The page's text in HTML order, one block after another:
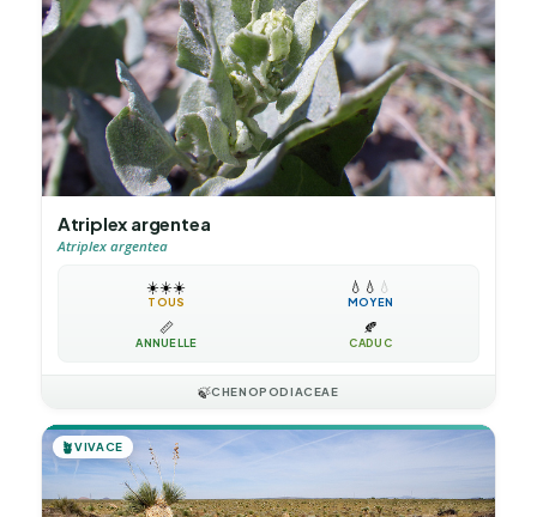
Atriplex argentea
Atriplex argentea
☀️☀️☀️
TOUS
💧 💧 💧
MOYEN
📏
ANNUELLE
🍂
CADUC
🍃CHENOPODIACEAE
🪴VIVACE